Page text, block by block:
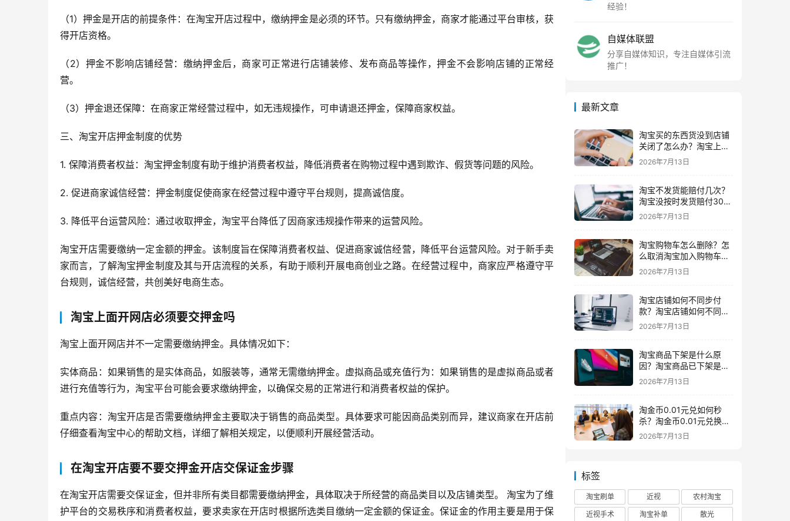
（1）押金是开店的前提条件：在淘宝开店过程中，缴纳押金是必须的环节。只有缴纳押金，商家才能通过平台审核，获
得开店资格。
（2）押金不影响店铺经营：缴纳押金后，商家可正常进行店铺装修、发布商品等操作，押金不会影响店铺的正常经
营。
（3）押金退还保障：在商家正常经营过程中，如无违规操作，可申请退还押金，保障商家权益。
三、淘宝开店押金制度的优势
1. 保障消费者权益：淘宝押金制度有助于维护消费者权益，降低消费者在购物过程中遇到欺诈、假货等问题的风险。
2. 促进商家诚信经营：押金制度促使商家在经营过程中遵守平台规则，提高诚信度。
3. 降低平台运营风险：通过收取押金，淘宝平台降低了因商家违规操作带来的运营风险。
淘宝开店需要缴纳一定金额的押金。该制度旨在保障消费者权益、促进商家诚信经营，降低平台运营风险。对于新手卖
家而言，了解淘宝押金制度及其与开店流程的关系，有助于顺利开展电商创业之路。在经营过程中，商家应严格遵守平
台规则，诚信经营，共创美好电商生态。
淘宝上面开网店必须要交押金吗
淘宝上面开网店并不一定需要缴纳押金。具体情况如下：
实体商品：如果销售的是实体商品，如服装等，通常无需缴纳押金。虚拟商品或充值行为：如果销售的是虚拟商品或者
进行充值等行为，淘宝平台可能会要求缴纳押金，以确保交易的正常进行和消费者权益的保护。
重点内容：淘宝开店是否需要缴纳押金主要取决于销售的商品类型。具体要求可能因商品类别而异，建议商家在开店前
仔细查看淘宝中心的帮助文档，详细了解相关规定，以便顺利开展经营活动。
在淘宝开店要不要交押金开店交保证金步骤
在淘宝开店需要交保证金，但并非所有类目都需要缴纳押金，具体取决于所经营的商品类目以及店铺类型。 淘宝为了维
护平台的交易秩序和消费者权益，要求卖家在开店时根据所选类目缴纳一定金额的保证金。保证金的作用主要是用于保
经验！
自媒体联盟
分享自媒体知识，专注自媒体引流
推广！
最新文章
淘宝买的东西货没到店铺
关闭了怎么办？淘宝上买
东西货没收到店铺关闭了
我可以申请退款吗
2026年7月13日
淘宝不发货能赔付几次？
淘宝没按时发货赔付30%
还会发货吗要赔付几次
2026年7月13日
淘宝购物车怎么删除？怎
么取消淘宝加入购物车的
东西
2026年7月13日
淘宝店铺如何不同步付
款？淘宝店铺如何不同步
闲鱼
2026年7月13日
淘宝商品下架是什么原
因？淘宝商品已下架是什
么意思一般下架是为什么
2026年7月13日
淘金币0.01元兑如何秒
杀？淘金币0.01元兑换在
哪如何兑换
2026年7月13日
标签
淘宝刷单 近视
农村淘宝
近视手术
淘宝补单
散光